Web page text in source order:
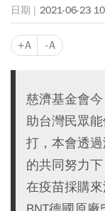
2021-06-23
+A -A
慈濟基金會
助台灣民眾
打，本會透
的共同努力
在疫苗採購